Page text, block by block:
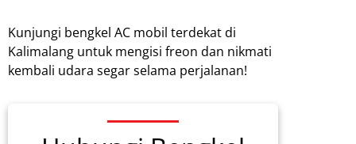
Kunjungi bengkel AC mobil terdekat di
Kalimalang untuk mengisi freon dan nikmati
kembali udara segar selama perjalanan!